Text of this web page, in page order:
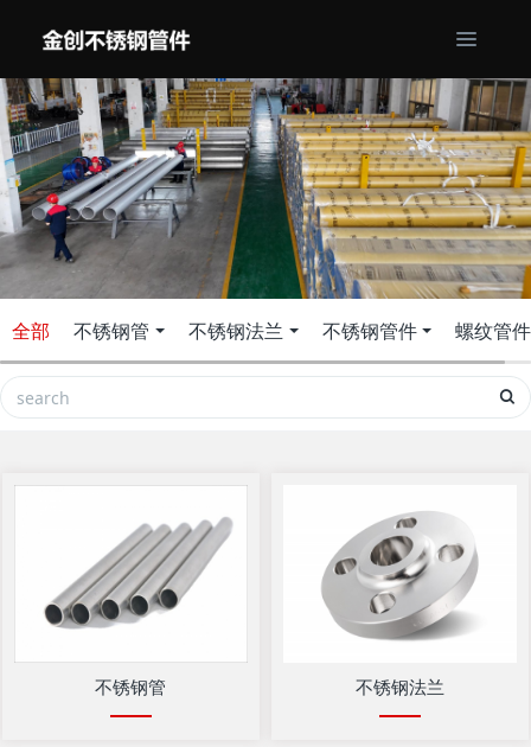
全部 不锈钢管 不锈钢法兰 不锈钢管件 螺纹管件
不锈钢管 不锈钢法兰